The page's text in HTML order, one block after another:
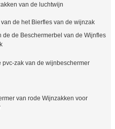
van de luchtwijn
de het Bierfles van de wijnzak
de de Beschermerbel van de Wijnfles
pvc-zak van de wijnbeschermer
van rode Wijnzakken voor